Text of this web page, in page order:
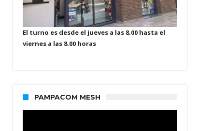
El turno es desde el jueves a las 8.00 hasta el
viernes a las 8.00 horas
PAMPACOM MESH